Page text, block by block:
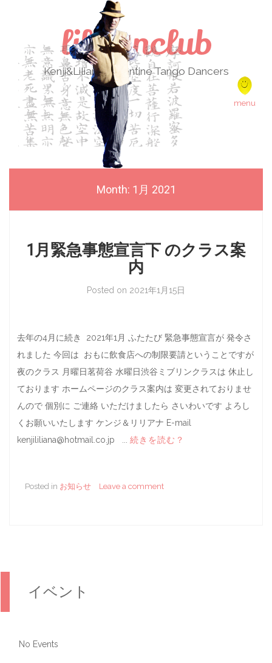
lilikenclub
Kenji&Liliana Argentine Tango Dancers
Skip to content
Month: 1月 2021
1月緊急事態宣言下 のクラス案
内
Posted on 2021年1月15日
去年の4月に続き 2021年1月 ふたたび 緊急事態宣言が 発令さ
れました 今回は おもに飲食店への制限要請ということですが
夜のクラス 月曜日茗荷谷 水曜日渋谷ミブリンクラスは 休止し
ております ホームページのクラス案内は 変更されておりませ
んので 個別に ご連絡 いただけましたら さいわいです よろし
くお願いいたします ケンジ＆リリアナ E-mail
kenjililiana@hotmail.co.jp ...続きを読む？
Posted in お知らせ Leave a comment
イベント
No Events
menu